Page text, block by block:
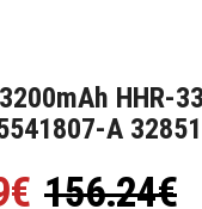
HHR-
A
156.24€